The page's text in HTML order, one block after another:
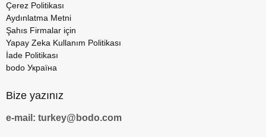
Çerez Politikası
Aydınlatma Metni
Şahıs Firmalar için
Yapay Zeka Kullanım Politikası
İade Politikası
bodo Україна
Bize yazınız
e-mail: turkey@bodo.com